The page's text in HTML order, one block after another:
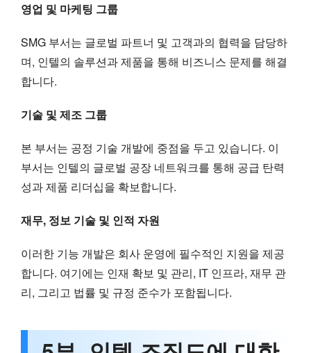
영업 및 마케팅 그룹
SMG 부서는 글로벌 파트너 및 고객과의 협력을 담당하
며, 인텔의 솔루션과 제품을 통해 비즈니스 문제를 해결
합니다.
기술 및 제조 그룹
본 부서는 공정 기술 개발에 중점을 두고 있습니다. 이
부서는 인텔의 글로벌 공장 네트워크를 통해 공급 탄력
성과 제품 리더십을 확보합니다.
재무, 정보 기술 및 인적 자원
이러한 기능 개발은 회사 운영에 필수적인 지원을 제공
합니다. 여기에는 인재 확보 및 관리, IT 인프라, 재무 관
리, 그리고 법률 및 규정 준수가 포함됩니다.